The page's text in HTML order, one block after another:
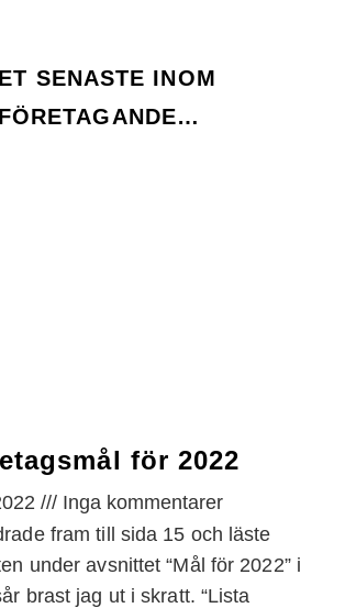
SENASTE INOM
FÖRETAGANDE…
för 2022
Inga kommentarer
fram till sida 15 och läste
under avsnittet “Mål för 2022” i
brast jag ut i skratt. “Lista